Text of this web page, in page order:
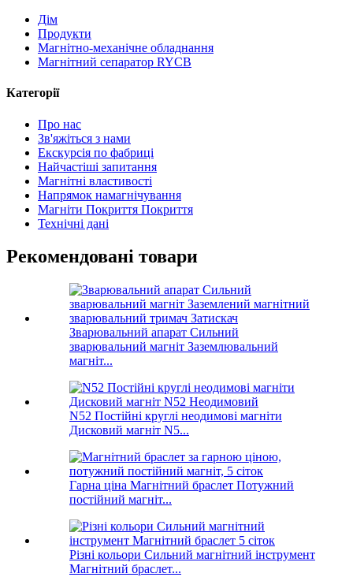
Дім
Продукти
Магнітно-механічне обладнання
Магнітний сепаратор RYCB
Категорії
Про нас
Зв'яжіться з нами
Екскурсія по фабриці
Найчастіші запитання
Магнітні властивості
Напрямок намагнічування
Магніти Покриття Покриття
Технічні дані
Рекомендовані товари
Зварювальний апарат Сильний
зварювальний магніт Заземлювальний
магніт...
N52 Постійні круглі неодимові магніти
Дисковий магніт N5...
Гарна ціна Магнітний браслет Потужний
постійний магніт...
Різні кольори Сильний магнітний інструмент
Магнітний браслет...